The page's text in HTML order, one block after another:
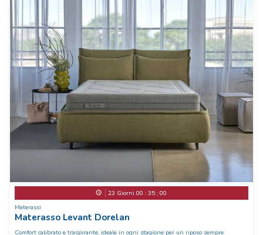
23 Giorni 00 : 34: 57
Materassi
Materasso Levant Dorelan
Comfort calibrato e traspirante, ideale in ogni stagione per un riposo sempre